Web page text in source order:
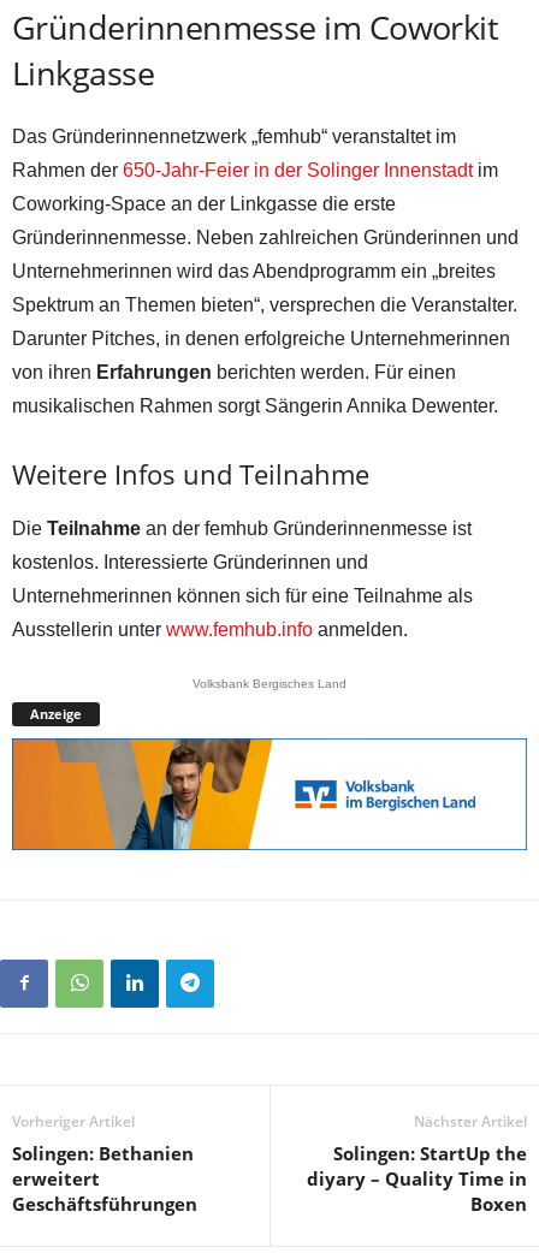
Gründerinnenmesse im Coworkit
Linkgasse
Das Gründerinnennetzwerk „femhub“ veranstaltet im
Rahmen der 650-Jahr-Feier in der Solinger Innenstadtim
Coworking-Space an der Linkgasse die erste
Gründerinnenmesse. Neben zahlreichen Gründerinnen und
Unternehmerinnen wird das Abendprogramm ein „breites
Spektrum an Themen bieten“, versprechen die Veranstalter.
Darunter Pitches, in denen erfolgreiche Unternehmerinnen
von ihren Erfahrungen berichten werden. Für einen
musikalischen Rahmen sorgt Sängerin Annika Dewenter.
Weitere Infos und Teilnahme
Die Teilnahme an der femhub Gründerinnenmesse ist
kostenlos. Interessierte Gründerinnen und
Unternehmerinnen können sich für eine Teilnahme als
Ausstellerin unter www.femhub.info anmelden.
Volksbank Bergisches Land
Anzeige
Vorheriger Artikel
Solingen: Bethanien
erweitert
Geschäftsführungen
Nächster Artikel
Solingen: StartUp the
diyary – Quality Time in
Boxen